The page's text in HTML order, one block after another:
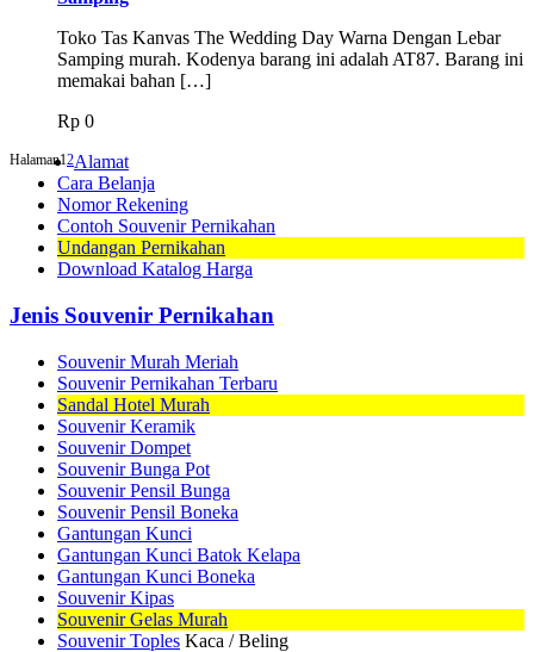
Toko Tas Kanvas The Wedding Day Warna Dengan Lebar
Samping murah. Kodenya barang ini adalah AT87. Barang ini
memakai bahan […]
Rp 0
Halaman12Alamat
Cara Belanja
Nomor Rekening
Contoh Souvenir Pernikahan
Undangan Pernikahan
Download Katalog Harga
Jenis Souvenir Pernikahan
Souvenir Murah Meriah
Souvenir Pernikahan Terbaru
Sandal Hotel Murah
Souvenir Keramik
Souvenir Dompet
Souvenir Bunga Pot
Souvenir Pensil Bunga
Souvenir Pensil Boneka
Gantungan Kunci
Gantungan Kunci Batok Kelapa
Gantungan Kunci Boneka
Souvenir Kipas
Souvenir Gelas Murah
Souvenir Toples Kaca / Beling